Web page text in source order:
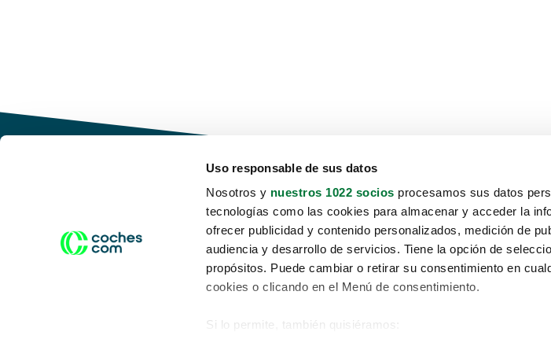
Uso responsable de sus datos
Nosotros y nuestros 1022 socios procesamos sus datos
tecnologías como las cookies para almacenar y acceder la
ofrecer publicidad y contenido personalizados, medición de
audiencia y desarrollo de servicios. Tiene la opción de
propósitos. Puede cambiar o retirar su consentimiento en
cookies o clicando en el Menú de consentimiento.
Si lo permite, también quisiéramos:
Conduce tu futuro,
desata tu movilidad